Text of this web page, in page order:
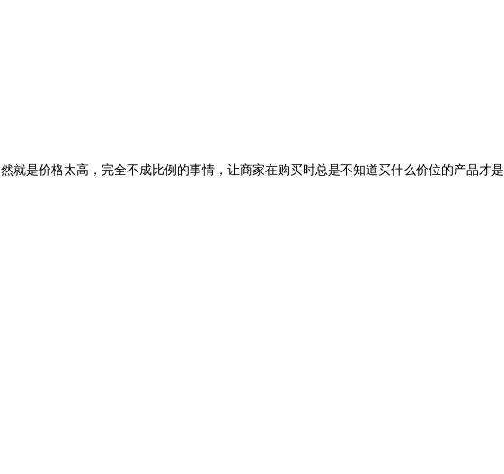
是价格太高，完全不成比例的事情，让商家在购买时总是不知道买什么价位的产品才是